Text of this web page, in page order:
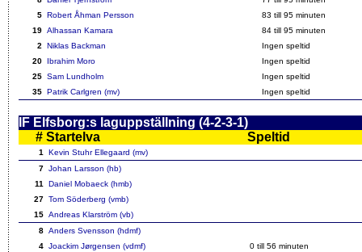
5 Robert Åhman Persson 83 till 95 minuten
19 Alhassan Kamara 84 till 95 minuten
2
Niklas Backman
Ingen speltid
20
Ibrahim Moro
Ingen speltid
25 Sam Lundholm
Ingen speltid
35 Patrik Carlgren (mv) Ingen speltid
IF Elfsborg:s laguppställning (4-2-3-1)
# Startelva Speltid
1
Kevin Stuhr Ellegaard (mv)
7 Johan Larsson (hb)
11
Daniel Mobaeck (hmb)
27 Tom Söderberg (vmb)
15 Andreas Klarström (vb)
8 Anders Svensson (hdmf)
4 Joackim Jørgensen (vdmf) 0 till 56 minuten